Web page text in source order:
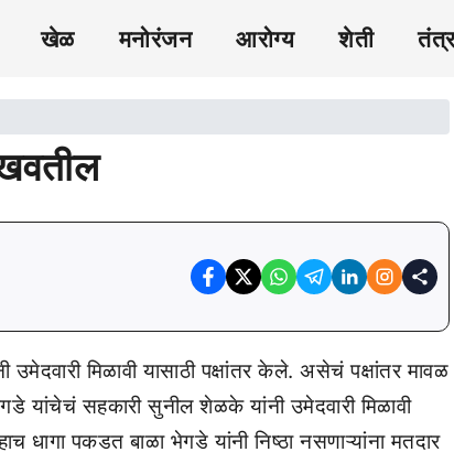
खेळ मनोरंजन आरोग्य शेती
उमेदवारी मिळावी यासाठी पक्षांतर केले. असेचं पक्षांतर मावळ
यांचेचं सहकारी सुनील शेळके यांनी उमेदवारी मिळावी
धागा पकडत बाळा भेगडे यांनी निष्ठा नसणाऱ्यांना मतदार